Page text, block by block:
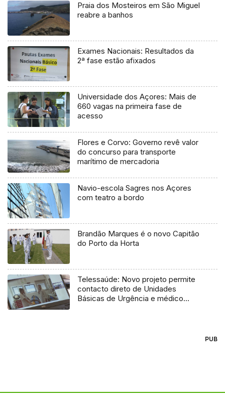
Praia dos Mosteiros em São Miguel
reabre a banhos
Exames Nacionais: Resultados da
2ª fase estão afixados
Universidade dos Açores: Mais de
660 vagas na primeira fase de
acesso
Flores e Corvo: Governo revê valor
do concurso para transporte
marítimo de mercadoria
Navio-escola Sagres nos Açores
com teatro a bordo
Brandão Marques é o novo Capitão
do Porto da Horta
Telessaúde: Novo projeto permite
contacto direto de Unidades
Básicas de Urgência e médico
PUB